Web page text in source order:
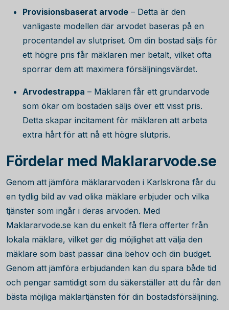
Provisionsbaserat arvode – Detta är den
vanligaste modellen där arvodet baseras på en
procentandel av slutpriset. Om din bostad säljs för
ett högre pris får mäklaren mer betalt, vilket ofta
sporrar dem att maximera försäljningsvärdet.
Arvodestrappa – Mäklaren får ett grundarvode
som ökar om bostaden säljs över ett visst pris.
Detta skapar incitament för mäklaren att arbeta
extra hårt för att nå ett högre slutpris.
Fördelar med Maklararvode.se
Genom att jämföra mäklararvoden i Karlskrona får du
en tydlig bild av vad olika mäklare erbjuder och vilka
tjänster som ingår i deras arvoden. Med
Maklararvode.se kan du enkelt få flera offerter från
lokala mäklare, vilket ger dig möjlighet att välja den
mäklare som bäst passar dina behov och din budget.
Genom att jämföra erbjudanden kan du spara både tid
och pengar samtidigt som du säkerställer att du får den
bästa möjliga mäklartjänsten för din bostadsförsäljning.